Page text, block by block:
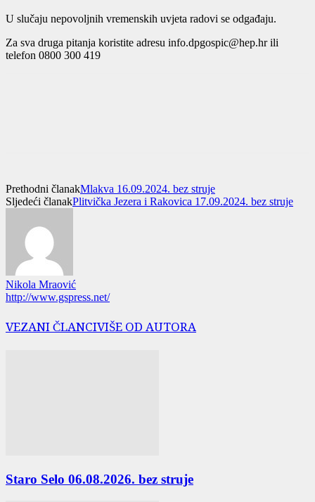
U slučaju nepovoljnih vremenskih uvjeta radovi se odgađaju.
Za sva druga pitanja koristite adresu info.dpgospic@hep.hr ili
telefon 0800 300 419
Prethodni članakMlakva 16.09.2024. bez struje
Sljedeći članakPlitvička Jezera i Rakovica 17.09.2024. bez struje
Nikola Mraović
http://www.gspress.net/
VEZANI ČLANCIVIŠE OD AUTORA
Staro Selo 06.08.2026. bez struje